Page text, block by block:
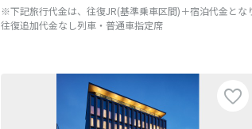
※下記旅行代金は、往復JR(基準乗車区間)＋宿泊代金とな
往復追加代金なし列車・普通車指定席